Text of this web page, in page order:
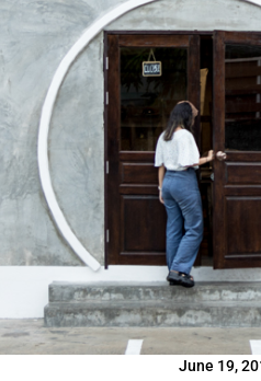
June 19,